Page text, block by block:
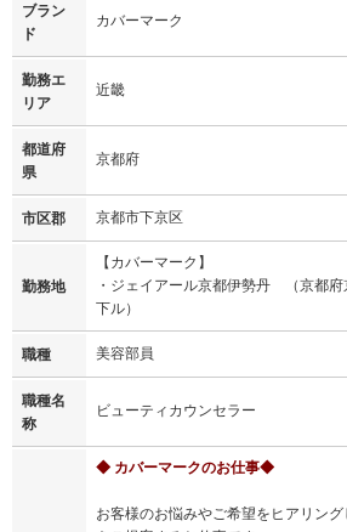
ブラン
ド
カバーマーク
勤務エ
リア
近畿
都道府
県
京都府
市区郡 京都市下京区
勤務地
【カバーマーク】
・ジェイアール京都伊勢丹 （京都
下ル）
職種 美容部員
職種名
称
ビューティカウンセラー
◆ カバーマークのお仕事◆
お客様のお悩みやご希望をヒアリン